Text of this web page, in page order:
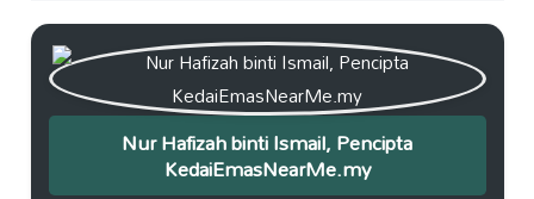
Nur Hafizah binti Ismail, Pencipta
KedaiEmasNearMe.my